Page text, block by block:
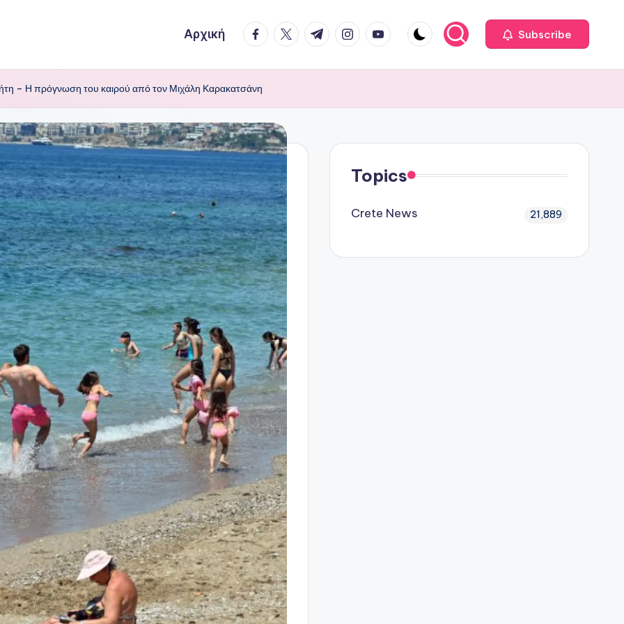
Αρχική facebook.com
twitter.com
t.me instagram.com
youtube.com Subscribe
– Η πρόγνωση του καιρού από τον Μιχάλη Καρακατσάνη
Topics
Crete News 21,889